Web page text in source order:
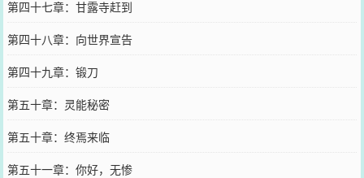
第四十七章：甘露寺赶到
第四十八章：向世界宣告
第四十九章：锻刀
第五十章：灵能秘密
第五十章：终焉来临
第五十一章：你好，无惨